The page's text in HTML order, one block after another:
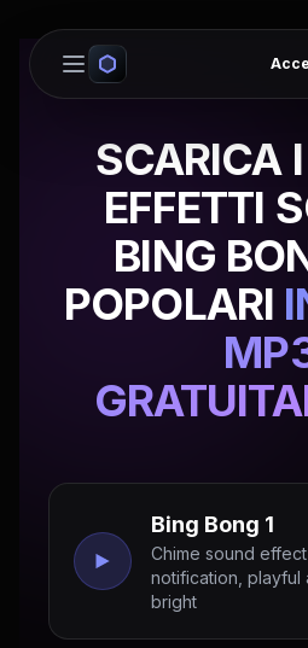
Open main menu
SCARICA
EFFETTI
BING
POPOLARI
Bing Bong 1
Chime sound
notification, playful
bright